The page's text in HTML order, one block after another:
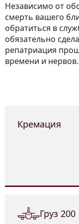
Независимо от
смерть вашего
обратиться в
обязательно
репатриация
времени и нервов.
Кремация
Груз 200